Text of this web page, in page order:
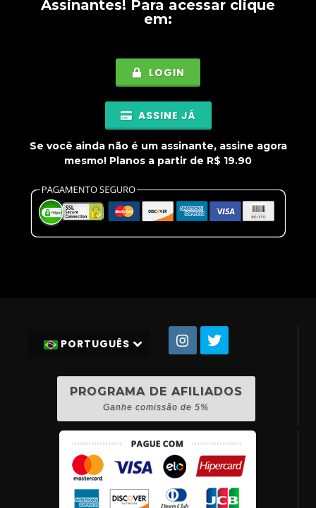
Assinantes! Para acessar clique
em:
LOGIN
ASSINE JÁ
Se você ainda não é um assinante, assine agora
mesmo! Planos a partir de R$ 19.90
PORTUGUÊS
PROGRAMA DE AFILIADOS
Ganhe comissão de 5%